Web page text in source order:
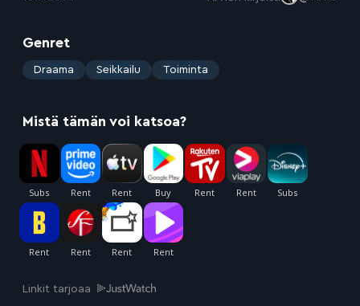
Genret
: Draama Seikkailu Toiminta
Mistä tämän voi katsoa?
Linkit tarjoaa